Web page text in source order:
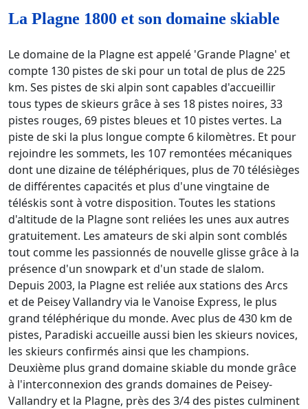
La Plagne 1800 et son domaine skiable
Le domaine de la Plagne est appelé 'Grande Plagne' et
compte 130 pistes de ski pour un total de plus de 225
km. Ses pistes de ski alpin sont capables d'accueillir
tous types de skieurs grâce à ses 18 pistes noires, 33
pistes rouges, 69 pistes bleues et 10 pistes vertes. La
piste de ski la plus longue compte 6 kilomètres. Et pour
rejoindre les sommets, les 107 remontées mécaniques
dont une dizaine de téléphériques, plus de 70 télésièges
de différentes capacités et plus d'une vingtaine de
téléskis sont à votre disposition. Toutes les stations
d'altitude de la Plagne sont reliées les unes aux autres
gratuitement. Les amateurs de ski alpin sont comblés
tout comme les passionnés de nouvelle glisse grâce à la
présence d'un snowpark et d'un stade de slalom.
Depuis 2003, la Plagne est reliée aux stations des Arcs
et de Peisey Vallandry via le Vanoise Express, le plus
grand téléphérique du monde. Avec plus de 430 km de
pistes, Paradiski accueille aussi bien les skieurs novices,
les skieurs confirmés ainsi que les champions.
Deuxième plus grand domaine skiable du monde grâce
à l'interconnexion des grands domaines de Peisey-
Vallandry et la Plagne, près des 3/4 des pistes culminent